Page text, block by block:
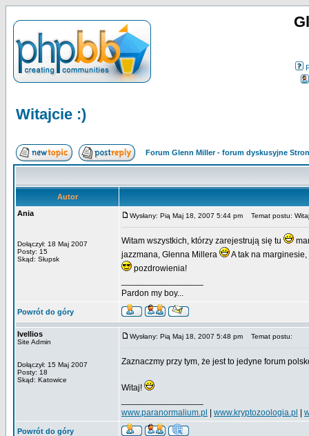
Witajcie :)
Forum Glenn Miller - forum dyskusyjne
Autor
Ania
Dołączył: 18 Maj 2007
Posty: 15
Skąd: Słupsk
Wysłany: Pią Maj 18, 2007 5:44 pm Temat postu:
Witam wszystkich, którzy zarejestrują się tu
jazzmana, Glenna Millera
A tak na
pozdrowienia!
Pardon my boy...
Powrót do góry
Ivellios
Site Admin
Dołączył: 15 Maj 2007
Posty: 18
Skąd: Katowice
Wysłany: Pią Maj 18, 2007 5:48 pm Temat postu:
Zaznaczmy przy tym, że jest to jedyne forum
Witaj!
www.paranormalium.pl
www.kryptozoologia.pl
Powrót do góry